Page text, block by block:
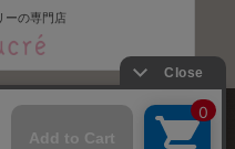
ーの専門店